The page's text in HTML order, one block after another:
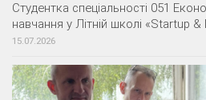
Студентка спеціальності 051
навчання у Літній школі «Startup
15.07.2026